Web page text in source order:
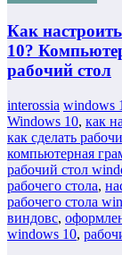
Как
10?
рабочий стол
interossia windows
Windows 10, как
как сделать
компьютерная
рабочий стол
рабочего стола,
рабочего стола
виндовс,
windows 10,